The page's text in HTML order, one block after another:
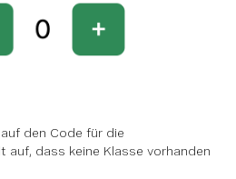
den Code für die
auf, dass keine Klasse vorhanden